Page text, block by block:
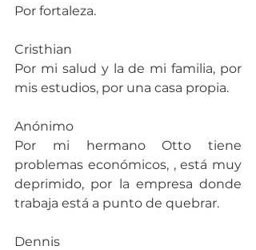
Por fortaleza.
Cristhian
Por mi salud y la de mi familia, por
mis estudios, por una casa propia.
Anónimo
Por mi hermano Otto tiene
problemas económicos, , está muy
deprimido, por la empresa donde
trabaja está a punto de quebrar.
Dennis